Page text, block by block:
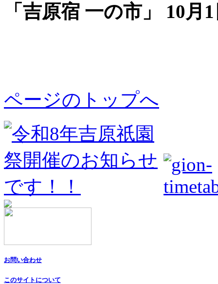
「吉原宿 一の市」 10
ページのトップへ
お問い合わせ
このサイトについて